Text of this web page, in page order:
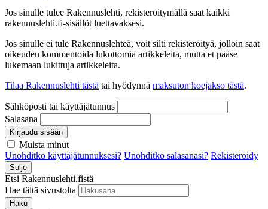
Jos sinulle tulee Rakennuslehti, rekisteröitymällä saat kaikki
rakennuslehti.fi-sisällöt luettavaksesi.
Jos sinulle ei tule Rakennuslehteä, voit silti rekisteröityä, jolloin saat
oikeuden kommentoida lukottomia artikkeleita, mutta et pääse
lukemaan lukittuja artikkeleita.
Tilaa Rakennuslehti tästä tai hyödynnä maksuton koejakso tästä.
Sähköposti tai käyttäjätunnus
Salasana
Kirjaudu sisään
Muista minut
Unohditko käyttäjätunnuksesi? Unohditko salasanasi? Rekisteröidy
Sulje
Etsi Rakennuslehti.fistä
Hae tältä sivustolta
Haku